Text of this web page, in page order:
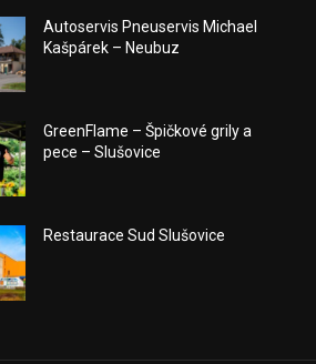
Autoservis Pneuservis Michael
Kašpárek – Neubuz
GreenFlame – Špičkové grily a
pece – Slušovice
Restaurace Sud Slušovice